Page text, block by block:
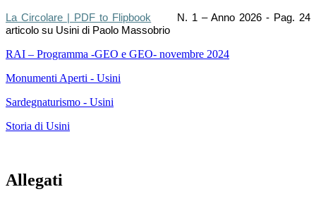
La Circolare | PDF to Flipbook N. 1 – Anno 2026 - Pag. 24
articolo su Usini di Paolo Massobrio
RAI – Programma -GEO e GEO- novembre 2024
Monumenti Aperti - Usini
Sardegnaturismo - Usini
Storia di Usini
Allegati